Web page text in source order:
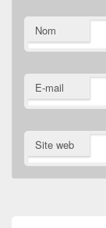
Nom
E-mail
Site web